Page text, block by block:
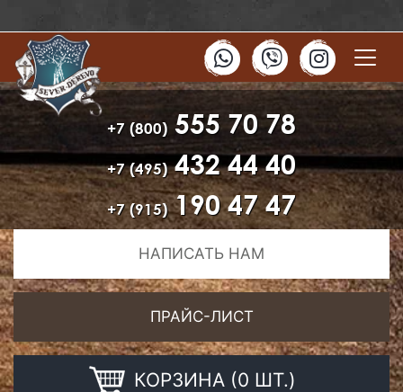
+7 (800) 555 70 78
+7 (495)432 44 40
+7 (915)190 47 47
НАПИСАТЬ НАМ
ПРАЙС-ЛИСТ
КОРЗИНА (0 ШТ.)